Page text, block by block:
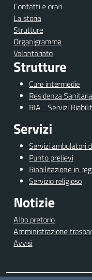
Contatti e orari
La storia
Strutture
Organigramma
Volontariato
Strutture
Cure intermedie
Residenza
RIA - Servizi
Servizi
Servizi ambulatori
Punto prelievi
Riabilitazione in
Servizio religioso
Notizie
Albo pretorio
Amministrazione
Avvisi